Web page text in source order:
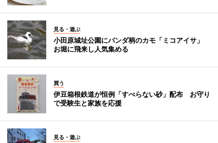
見る・遊ぶ
小田原城址公園にパンダ柄のカモ「ミコアイサ」
お堀に飛来し人気集める
買う
伊豆箱根鉄道が恒例「すべらない砂」配布 お守り
で受験生と家族を応援
見る・遊ぶ